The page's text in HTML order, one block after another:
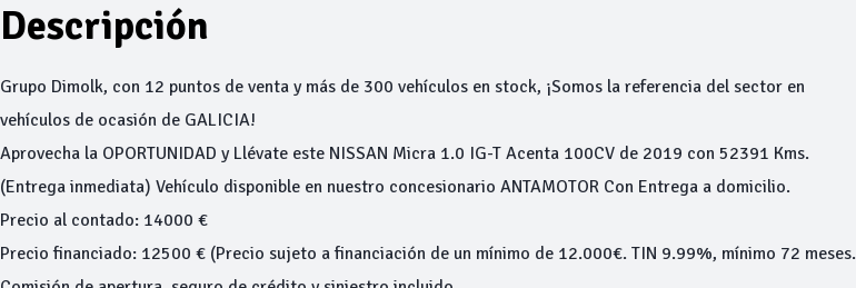
Descripción
Grupo Dimolk, con 12 puntos de venta y más de 300 vehículos en stock, ¡Somos la referencia del sector en
vehículos de ocasión de GALICIA!
Aprovecha la OPORTUNIDAD y Llévate este NISSAN Micra 1.0 IG-T Acenta 100CV de 2019 con 52391 Kms.
(Entrega inmediata) Vehículo disponible en nuestro concesionario ANTAMOTOR Con Entrega a domicilio.
Precio al contado: 14000 €
Precio financiado: 12500 € (Precio sujeto a financiación de un mínimo de 12.000€. TIN 9.99%, mínimo 72 meses.